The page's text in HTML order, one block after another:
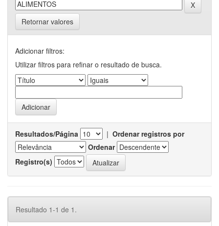
Retornar valores
Adicionar filtros:
Utilizar filtros para refinar o resultado de busca.
Resultados/Página | Ordenar registros por
Ordenar
Registro(s)
Resultado 1-1 de 1.